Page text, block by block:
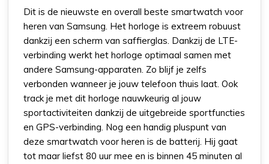
Dit is de nieuwste en overall beste smartwatch voor
heren van Samsung. Het horloge is extreem robuust
dankzij een scherm van saffierglas. Dankzij de LTE-
verbinding werkt het horloge optimaal samen met
andere Samsung-apparaten. Zo blijf je zelfs
verbonden wanneer je jouw telefoon thuis laat. Ook
track je met dit horloge nauwkeurig al jouw
sportactiviteiten dankzij de uitgebreide sportfuncties
en GPS-verbinding. Nog een handig pluspunt van
deze smartwatch voor heren is de batterij. Hij gaat
tot maar liefst 80 uur mee en is binnen 45 minuten al